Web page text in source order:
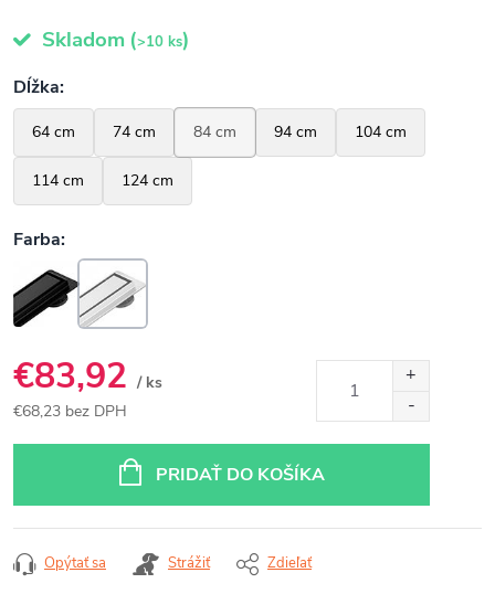
Skladom (>10 ks)
€83,92 / ks
€68,23 bez DPH
PRIDAŤ DO KOŠÍKA
Opýtať sa Strážiť Zdieľať